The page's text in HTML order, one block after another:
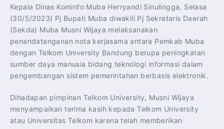
Kepala Dinas Kominfo Muba Herryandi Sinulingga, Selasa
(30/5/2023) Pj Bupati Muba diwakili Pj Sekretaris Daerah
(Sekda) Muba Musni Wijaya melaksanakan
penandatanganan nota kerjasama antara Pemkab Muba
dengan Telkom University Bandung berupa peningkatan
sumber daya manusia bidang teknologi informasi dalam
pengembangan sistem pemerintahan berbasis elektronik.
Dihadapan pimpinan Telkom University, Musni Wijaya
menyampaikan terima kasih kepada Telkom University
atau Universitas Telkom karena telah memberikan